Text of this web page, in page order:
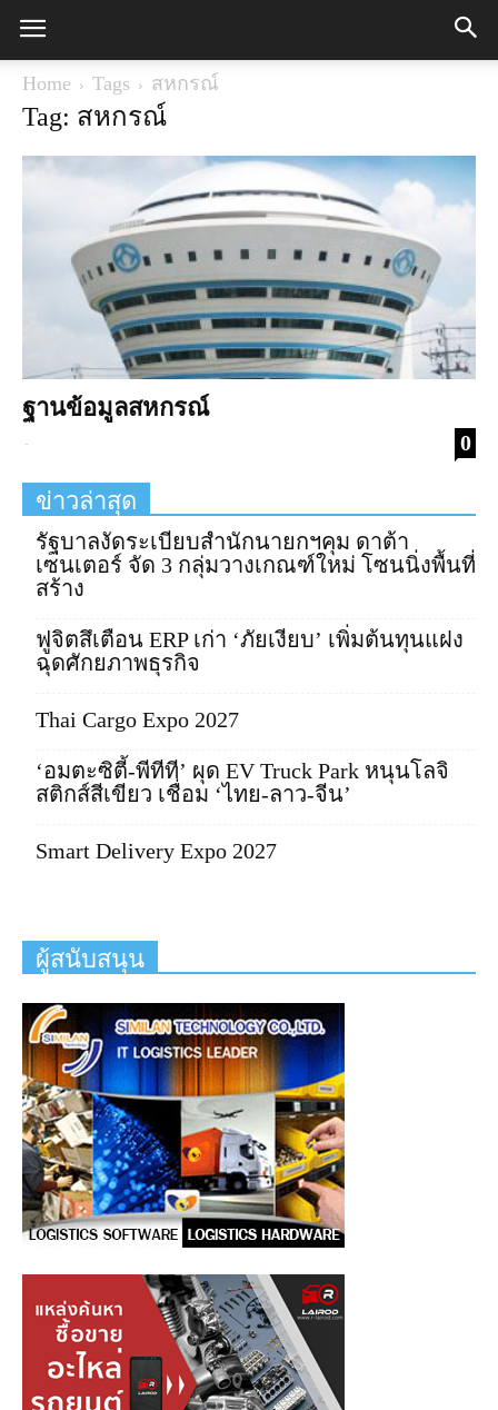
Home Tags สหกรณ์
Tag: สหกรณ์
ฐานข้อมูลสหกรณ์
- 0
ข่าวล่าสุด
รัฐบาลงัดระเบียบสำนักนายกฯคุม ดาต้า
เซนเตอร์ จัด 3 กลุ่มวางเกณฑ์ใหม่ โซนนิ่งพื้นที่
สร้าง
ฟูจิตสึเตือน ERP เก่า ‘ภัยเงียบ’ เพิ่มต้นทุนแฝง
ฉุดศักยภาพธุรกิจ
Thai Cargo Expo 2027
‘อมตะซิตี้-พีทีที’ ผุด EV Truck Park หนุนโลจิ
สติกส์สีเขียว เชื่อม ‘ไทย-ลาว-จีน’
Smart Delivery Expo 2027
ผู้สนับสนุน